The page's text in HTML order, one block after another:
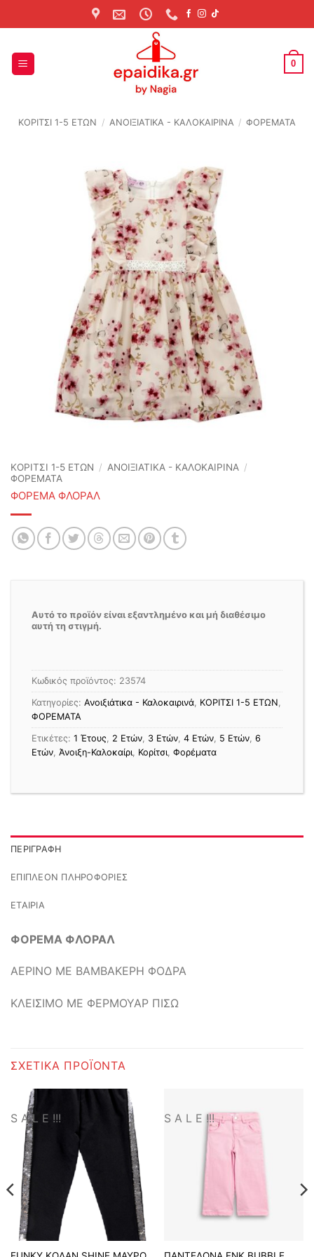
to
0
ΚΟΡΙΤΣΙ 1-5 ΕΤΩΝ / ΑΝΟΙΞΙΆΤΙΚΑ - ΚΑΛΟΚΑΙΡΙΝΆ / ΦΟΡΕΜΑΤΑ
ΚΟΡΙΤΣΙ 1-5 ΕΤΩΝ / ΑΝΟΙΞΙΆΤΙΚΑ - ΚΑΛΟΚΑΙΡΙΝΆ /
ΦΟΡΕΜΑΤΑ
ΦΟΡΕΜΑ ΦΛΟΡΑΛ
Αυτό το προϊόν είναι εξαντλημένο και μή διαθέσιμο
αυτή τη στιγμή.
Κωδικός προϊόντος: 23574
Κατηγορίες: Ανοιξιάτικα - Καλοκαιρινά ΚΟΡΙΤΣΙ 1-5 ΕΤΩΝ
ΦΟΡΕΜΑΤΑ
Ετικέτες: 1 Έτους 2 Ετών 3 Ετών 4 Ετών 5 Ετών 6
Ετών Άνοιξη-Καλοκαίρι Κορίτσι Φορέματα
ΠΕΡΙΓΡΑΦΉ
ΕΠΙΠΛΈΟΝ ΠΛΗΡΟΦΟΡΊΕΣ
ΕΤΑΙΡΊΑ
ΦΟΡΕΜΑ ΦΛΟΡΑΛ
ΑΕΡΙΝΟ ΜΕ ΒΑΜΒΑΚΕΡΗ ΦΟΔΡΑ
ΚΛΕΙΣΙΜΟ ΜΕ ΦΕΡΜΟΥΑΡ ΠΙΣΩ
ΣΧΕΤΙΚΆ ΠΡΟΪΌΝΤΑ
S A L E !!! S A L E !!!